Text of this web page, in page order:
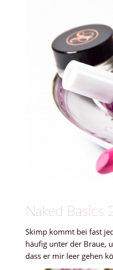
Naked Basics
Skimp kommt bei fast
häufig unter der Braue,
dass er mir leer gehen